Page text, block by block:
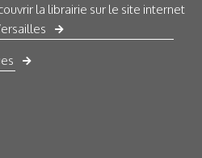
la librairie sur le site internet